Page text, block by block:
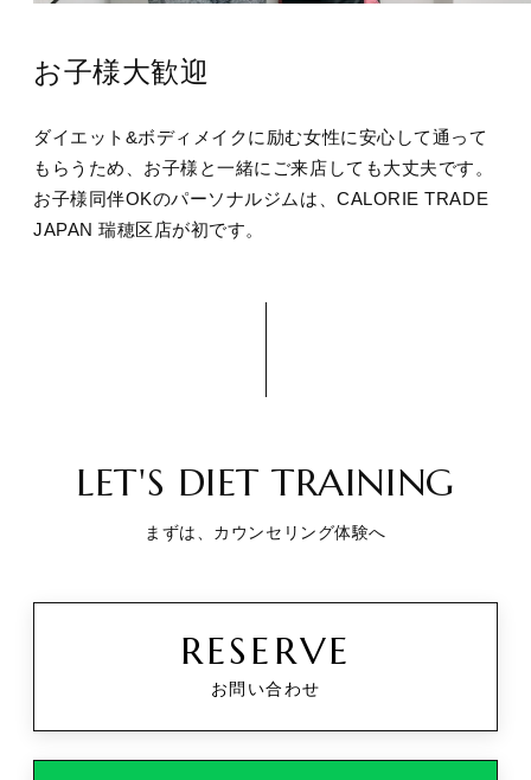
お子様大歓迎
ダイエット&ボディメイクに励む女性に安心して通って
もらうため、お子様と一緒にご来店しても大丈夫です。
お子様同伴OKのパーソナルジムは、CALORIE TRADE
JAPAN 瑞穂区店が初です。
LET'S DIET TRAINING
まずは、カウンセリング体験へ
RESERVE
お問い合わせ